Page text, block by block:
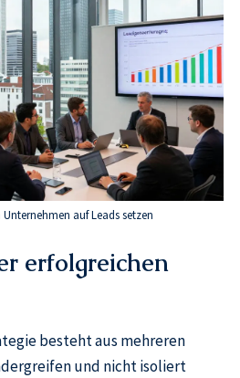
auf Leads setzen
erfolgreichen
besteht aus mehreren
und nicht isoliert